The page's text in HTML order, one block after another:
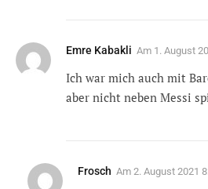
Emre Kabakli Am 1. August
Ich war mich auch mit
aber nicht neben Messi
Frosch Am 2. August 2021